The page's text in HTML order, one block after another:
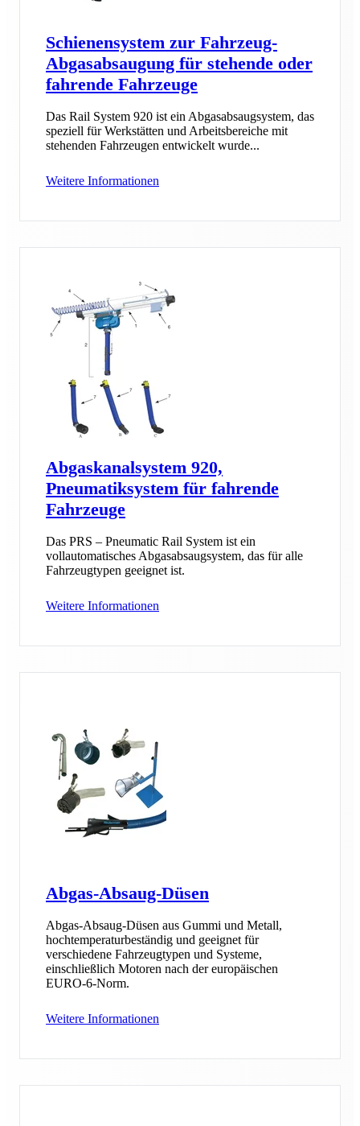
Schienensystem zur Fahrzeug-
Abgasabsaugung für stehende oder
fahrende Fahrzeuge
Das Rail System 920 ist ein Abgasabsaugsystem, das
speziell für Werkstätten und Arbeitsbereiche mit
stehenden Fahrzeugen entwickelt wurde...
Weitere Informationen
Abgaskanalsystem 920,
Pneumatiksystem für fahrende
Fahrzeuge
Das PRS – Pneumatic Rail System ist ein
vollautomatisches Abgasabsaugsystem, das für alle
Fahrzeugtypen geeignet ist.
Weitere Informationen
Abgas-Absaug-Düsen
Abgas-Absaug-Düsen aus Gummi und Metall,
hochtemperaturbeständig und geeignet für
verschiedene Fahrzeugtypen und Systeme,
einschließlich Motoren nach der europäischen
EURO-6-Norm.
Weitere Informationen